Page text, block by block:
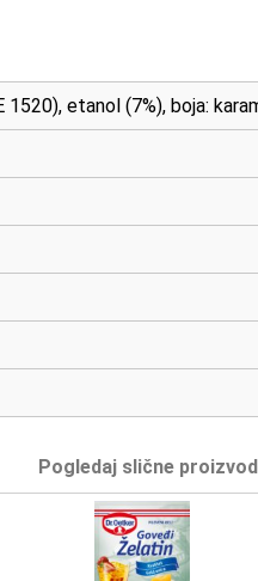
etanol (7%), boja:
Pogledaj slične